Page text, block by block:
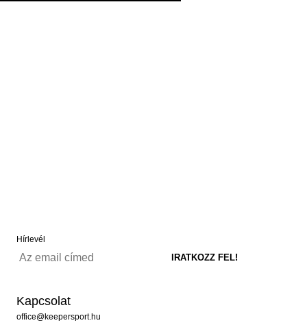
Hírlevél
Kapcsolat
office@keepersport.hu